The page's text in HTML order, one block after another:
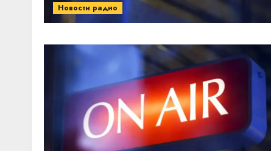
Новости радио